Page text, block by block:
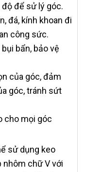
để sử lý góc.
đá, kính khoan đi
công sức.
bẩn, bảo vệ
của góc, đảm
góc, tránh sứt
cho mọi góc
sử dụng keo
nhôm chữ V với